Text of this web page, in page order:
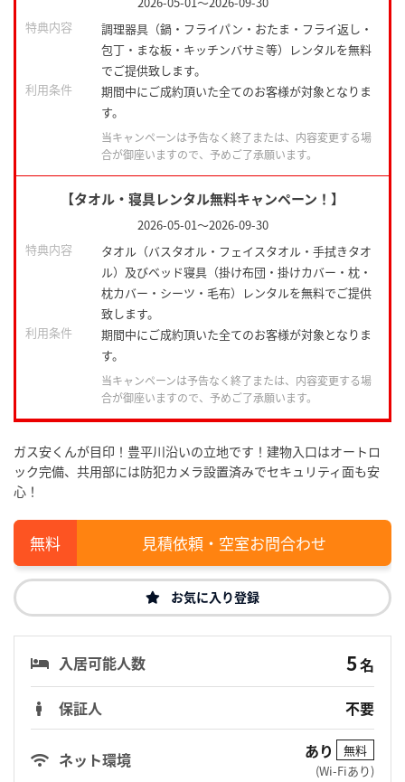
特典内容
調理器具（鍋・フライパン・おたま・フライ返し・
包丁・まな板・キッチンバサミ等）レンタルを無料
でご提供致します。
利用条件
期間中にご成約頂いた全てのお客様が対象となりま
す。
当キャンペーンは予告なく終了または、内容変更する場
合が御座いますので、予めご了承願います。
【タオル・寝具レンタル無料キャンペーン！】
2026-05-01～2026-09-30
特典内容
タオル（バスタオル・フェイスタオル・手拭きタオ
ル）及びベッド寝具（掛け布団・掛けカバー・枕・
枕カバー・シーツ・毛布）レンタルを無料でご提供
致します。
利用条件
期間中にご成約頂いた全てのお客様が対象となりま
す。
当キャンペーンは予告なく終了または、内容変更する場
合が御座いますので、予めご了承願います。
ガス安くんが目印！豊平川沿いの立地です！建物入口はオートロ
ック完備、共用部には防犯カメラ設置済みでセキュリティ面も安
心！
見積依頼・空室お問合わせ
お気に入り登録
入居可能人数 5名
保証人
不要
ネット環境 あり
無料
(Wi-Fiあり)